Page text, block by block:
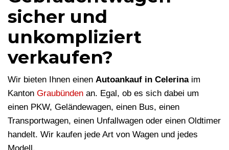
sicher und
unkompliziert
verkaufen?
Wir bieten Ihnen einen Autoankauf in Celerinaim
Kanton Graubünden an. Egal, ob es sich dabei um
einen PKW, Geländewagen, einen Bus, einen
Transportwagen, einen Unfallwagen oder einen Oldtimer
handelt. Wir kaufen jede Art von Wagen und jedes